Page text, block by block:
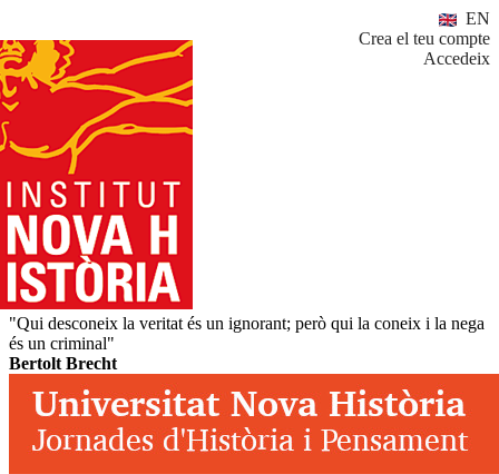
EN
Crea el teu compte
Accedeix
"Qui desconeix la veritat és un ignorant; però qui la coneix i la nega
és un criminal"
Bertolt Brecht